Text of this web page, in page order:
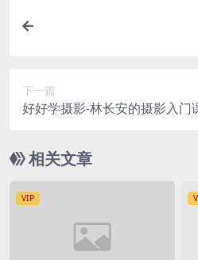
下一篇
好好学摄影-林长安的摄影入门
相关文章
VIP